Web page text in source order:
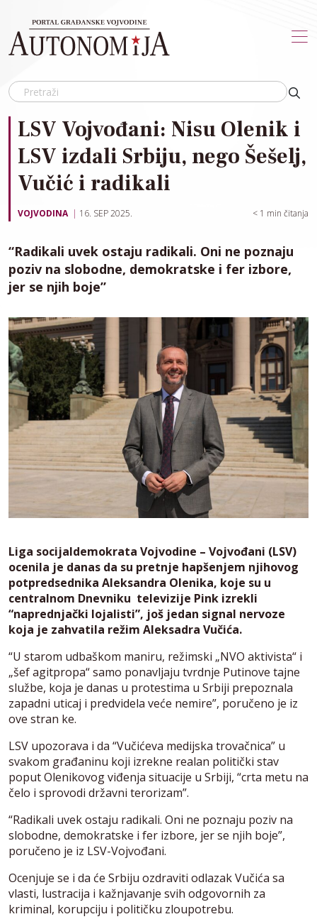
LSV Vojvođani: Nisu Olenik i
LSV izdali Srbiju, nego Šešelj,
Vučić i radikali
VOJVODINA 16. SEP 2025. < 1 min čitanja
“Radikali uvek ostaju radikali. Oni ne poznaju
poziv na slobodne, demokratske i fer izbore,
jer se njih boje”
Liga socijaldemokrata Vojvodine – Vojvođani (LSV)
ocenila je danas da su pretnje hapšenjem njihovog
potpredsednika Aleksandra Olenika, koje su u
centralnom Dnevniku televizije Pink izrekli
“naprednjački lojalisti”, još jedan signal nervoze
koja je zahvatila režim Aleksadra Vučića.
“U starom udbaškom maniru, režimski „NVO aktivista“ i
„šef agitpropa“ samo ponavljaju tvrdnje Putinove tajne
službe, koja je danas u protestima u Srbiji prepoznala
zapadni uticaj i predvidela veće nemire”, poručeno je iz
ove stran ke.
LSV upozorava i da “Vučićeva medijska trovačnica” u
svakom građaninu koji izrekne realan politički stav
poput Olenikovog viđenja situacije u Srbiji, “crta metu na
čelo i sprovodi državni terorizam”.
“Radikali uvek ostaju radikali. Oni ne poznaju poziv na
slobodne, demokratske i fer izbore, jer se njih boje”,
poručeno je iz LSV-Vojvođani.
Ocenjuje se i da će Srbiju ozdraviti odlazak Vučića sa
vlasti, lustracija i kažnjavanje svih odgovornih za
kriminal, korupciju i političku zloupotrebu.